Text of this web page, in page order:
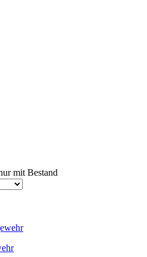
mit Bestand